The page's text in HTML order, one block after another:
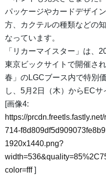
パッケージやカードデザイ
方、カクテルの種類などの
なっています。
「リカーマイスター」は、
東京ビックサイトで開催さ
春」のLGCブース内で特別
し、5月2日（木）からECサ
[画像4:
https://
714-
1920x1440.png?
color=fff]